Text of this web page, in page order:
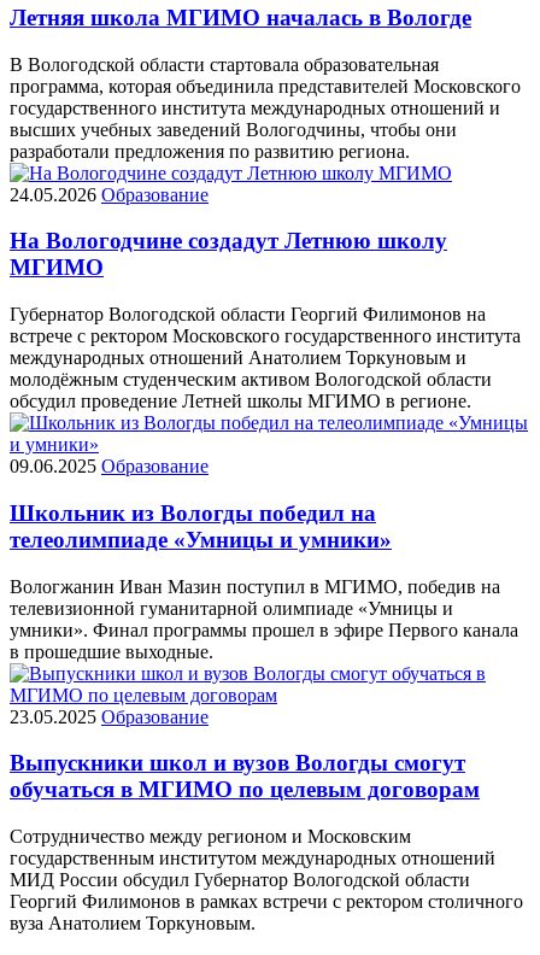
Летняя школа МГИМО началась в Вологде
В Вологодской области стартовала образовательная
программа, которая объединила представителей Московского
государственного института международных отношений и
высших учебных заведений Вологодчины, чтобы они
разработали предложения по развитию региона.
24.05.2026 Образование
На Вологодчине создадут Летнюю школу
МГИМО
Губернатор Вологодской области Георгий Филимонов на
встрече с ректором Московского государственного института
международных отношений Анатолием Торкуновым и
молодёжным студенческим активом Вологодской области
обсудил проведение Летней школы МГИМО в регионе.
09.06.2025 Образование
Школьник из Вологды победил на
телеолимпиаде «Умницы и умники»
Вологжанин Иван Мазин поступил в МГИМО, победив на
телевизионной гуманитарной олимпиаде «Умницы и
умники». Финал программы прошел в эфире Первого канала
в прошедшие выходные.
23.05.2025 Образование
Выпускники школ и вузов Вологды смогут
обучаться в МГИМО по целевым договорам
Сотрудничество между регионом и Московским
государственным институтом международных отношений
МИД России обсудил Губернатор Вологодской области
Георгий Филимонов в рамках встречи с ректором столичного
вуза Анатолием Торкуновым.